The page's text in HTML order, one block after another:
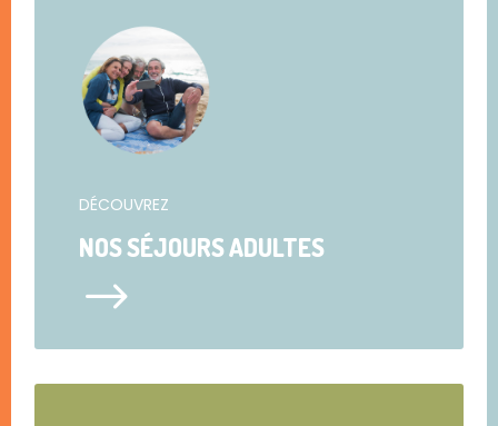
DÉCOUVREZ
NOS SÉJOURS ADULTES
$